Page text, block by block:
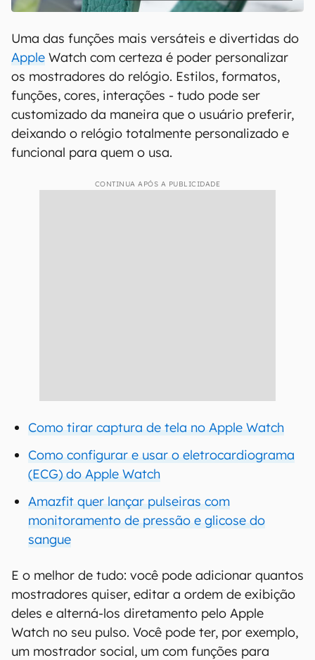
Uma das funções mais versáteis e divertidas do
Apple Watch com certeza é poder personalizar
os mostradores do relógio. Estilos, formatos,
funções, cores, interações - tudo pode ser
customizado da maneira que o usuário preferir,
deixando o relógio totalmente personalizado e
funcional para quem o usa.
CONTINUA APÓS A PUBLICIDADE
Como tirar captura de tela no Apple Watch
Como configurar e usar o eletrocardiograma
(ECG) do Apple Watch
Amazfit quer lançar pulseiras com
monitoramento de pressão e glicose do
sangue
E o melhor de tudo: você pode adicionar quantos
mostradores quiser, editar a ordem de exibição
deles e alterná-los diretamento pelo Apple
Watch no seu pulso. Você pode ter, por exemplo,
um mostrador social, um com funções para